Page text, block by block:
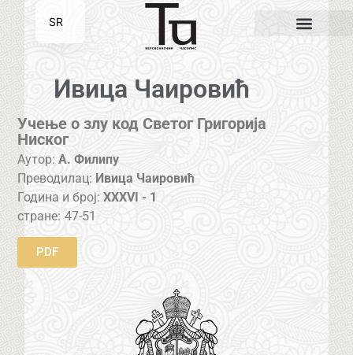
Ивица Чаировић
Учење о злу код Светог Григорија
Ниског
Аутор: А. Филипу
Преводилац: Ивица Чаировић
Година и број:XXXVI - 1
стране: 47-51
PDF
SR
EN